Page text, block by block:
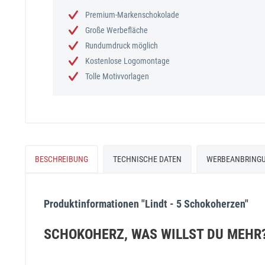
Premium-Markenschokolade
Große Werbefläche
Rundumdruck möglich
Kostenlose Logomontage
Tolle Motivvorlagen
BESCHREIBUNG TECHNISCHE DATEN
Produktinformationen "Lindt - 5 Schokoherzen"
SCHOKOHERZ, WAS WILLST DU